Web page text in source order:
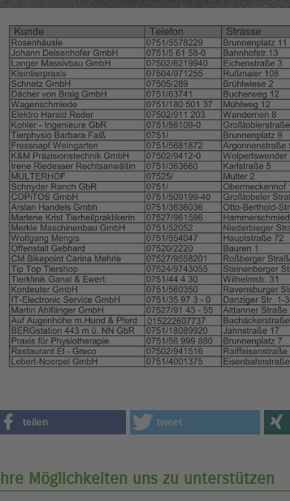
teilen tweet
Ihre Möglichkeiten uns zu unterstützen